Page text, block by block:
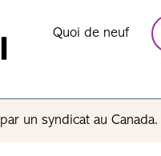
Quoi de neuf
un syndicat au Canada.